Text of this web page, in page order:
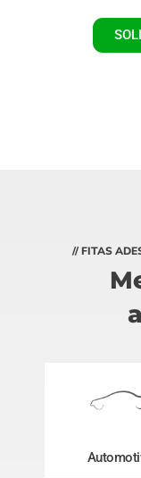
// FITAS